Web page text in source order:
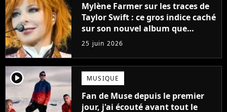
Mylène Farmer sur les traces de
Taylor Swift : ce gros indice caché
sur son nouvel album que
personne n'a remarqué
25 juin 2026
player2 MUSIQUE
Fan de Muse depuis le premier
jour, j'ai écouté avant tout le